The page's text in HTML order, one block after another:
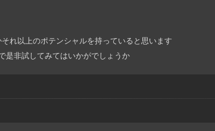
れ以上のポテンシャルを持っていると思います
是非試してみてはいかがでしょうか